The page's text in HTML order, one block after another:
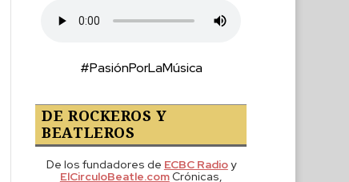
#PasiónPorLaMúsica
DE ROCKEROS Y
BEATLEROS
De los fundadores de ECBC Radioy
ElCirculoBeatle.comCrónicas,